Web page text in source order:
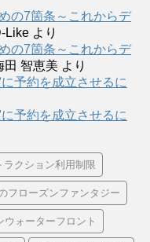
の7箇条～これからデ
Like より
の7箇条～これからデ
田 智恵美 より
予約を成立させるに
予約を成立させるに
ラクション利用制限
フローズンファンタジー
ウォーターフロント